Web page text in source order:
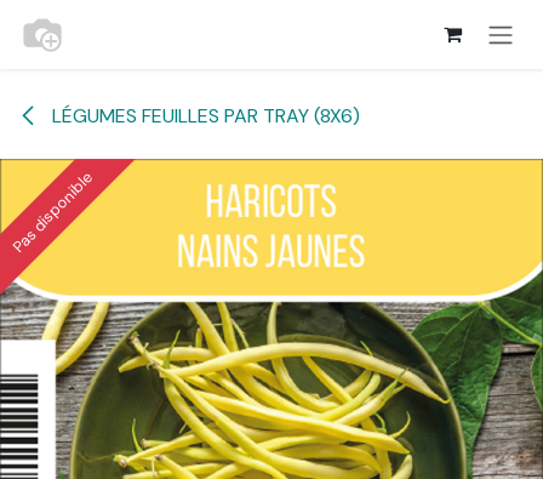
Se rendre au contenu
LÉGUMES FEUILLES PAR TRAY (8X6)
Pas disponible